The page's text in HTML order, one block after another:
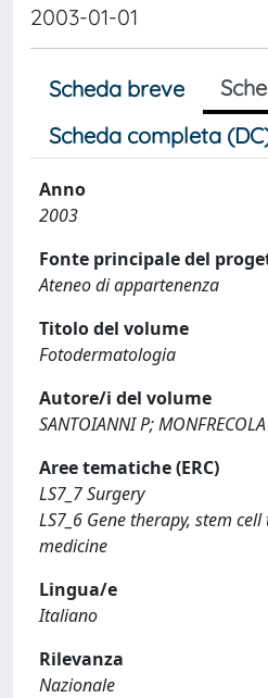
2003-01-01
Scheda breve
Scheda completa
Anno
2003
Fonte principale del
Ateneo di appartenenza
Titolo del volume
Fotodermatologia
Autore/i del volume
SANTOIANNI P;
Aree tematiche (ERC)
LS7_7 Surgery
LS7_6 Gene therapy, stem
medicine
Lingua/e
Italiano
Rilevanza
Nazionale